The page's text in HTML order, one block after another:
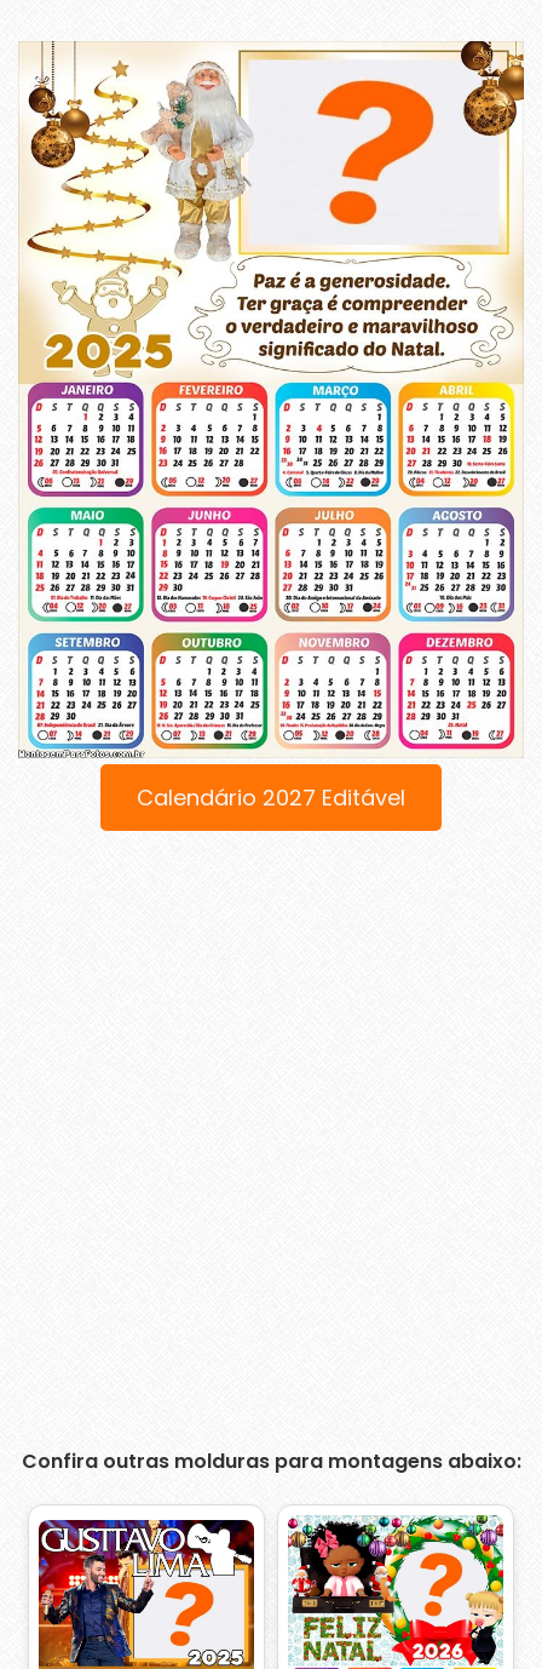
Calendário 2027 Editável
Confira outras molduras para montagens abaixo: